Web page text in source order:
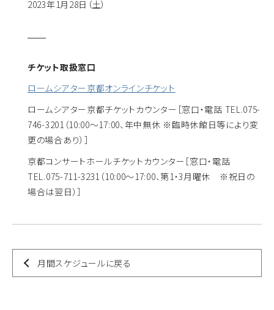
2023年1月28日（土）
チケット取扱窓口
ロームシアター京都オンラインチケット
ロームシアター京都チケットカウンター ［窓口・電話 TEL.075-
746-3201（10:00～17:00、年中無休 ※臨時休館日等により変
更の場合あり）］
京都コンサートホールチケットカウンター ［窓口・電話
TEL.075-711-3231（10:00～17:00、第1・3月曜休 ※祝日の
場合は翌日）］
月間スケジュールに戻る